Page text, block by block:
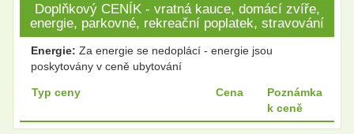
Doplňkový CENÍK - vratná kauce, domácí zvíře,
energie, parkovné, rekreační poplatek, stravování
Energie: Za energie se nedoplácí - energie jsou
poskytovány v ceně ubytování
Typ ceny Cena
Poznámka
k ceně